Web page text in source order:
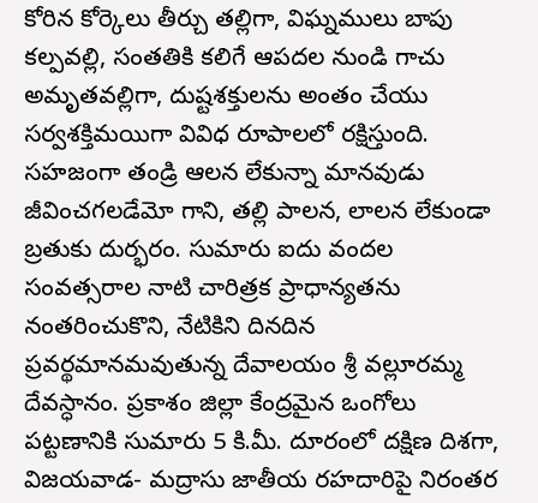
కోరిన కోర్కెలు తీర్చు తల్లిగా, విఘ్నములు బాపు
కల్పవల్లి, సంతతికి కలిగే ఆపదల నుండి గాచు
అమృతవల్లిగా, దుష్టశక్తులను అంతం చేయు
సర్వశక్తిమయిగా వివిధ రూపాలలో రక్షిస్తుంది.
సహజంగా తండ్రి ఆలన లేకున్నా మానవుడు
జీవించగలడేమో గాని, తల్లి పాలన, లాలన లేకుండా
బ్రతుకు దుర్భరం. సుమారు ఐదు వందల
సంవత్సరాల నాటి చారిత్రక ప్రాధాన్యతను
నంతరించుకొని, నేటికిని దినదిన
ప్రవర్థమానమవుతున్న దేవాలయం శ్రీ వల్లూరమ్మ
దేవస్ధానం. ప్రకాశం జిల్లా కేంద్రమైన ఒంగోలు
పట్టణానికి సుమారు 5 కి.మీ. దూరంలో దక్షిణ దిశగా,
విజయవాడ- మద్రాసు జాతీయ రహదారిపై నిరంతర